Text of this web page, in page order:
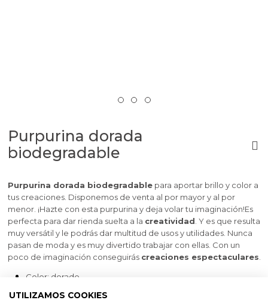
Purpurina dorada
biodegradable
Purpurina dorada biodegradablepara aportar brillo y color a
tus creaciones. Disponemos de venta al por mayor y al por
menor. ¡Hazte con esta purpurina y deja volar tu imaginación!Es
perfecta para dar rienda suelta a la creatividad . Y es que resulta
muy versátil y le podrás dar multitud de usos y utilidades. Nunca
pasan de moda y es muy divertido trabajar con ellas. Con un
poco de imaginación conseguirás creaciones espectaculares
Color: dorado
UTILIZAMOS COOKIES